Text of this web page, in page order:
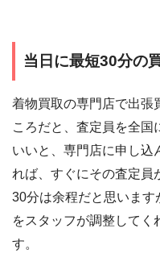
当日に最短30分の
着物買取の専門店で出張
ころだと、査定員を全国
いいと、専門店に申し込
れば、すぐにその査定員
30分は余程だと思いま
をスタッフが調整してく
す。